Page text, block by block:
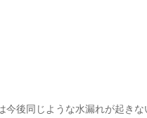
後同じような水漏れが起き